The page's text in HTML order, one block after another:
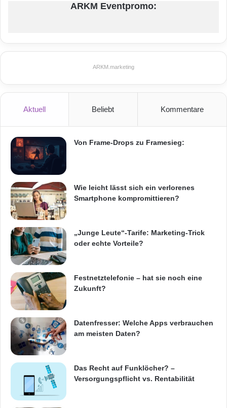
ARKM Eventpromo:
ARKM.marketing
Aktuell Beliebt Kommentare
Von Frame-Drops zu Framesieg:
Wie leicht lässt sich ein verlorenes
Smartphone kompromittieren?
„Junge Leute“-Tarife: Marketing-Trick
oder echte Vorteile?
Festnetztelefonie – hat sie noch eine
Zukunft?
Datenfresser: Welche Apps verbrauchen
am meisten Daten?
Das Recht auf Funklöcher? –
Versorgungspflicht vs. Rentabilität